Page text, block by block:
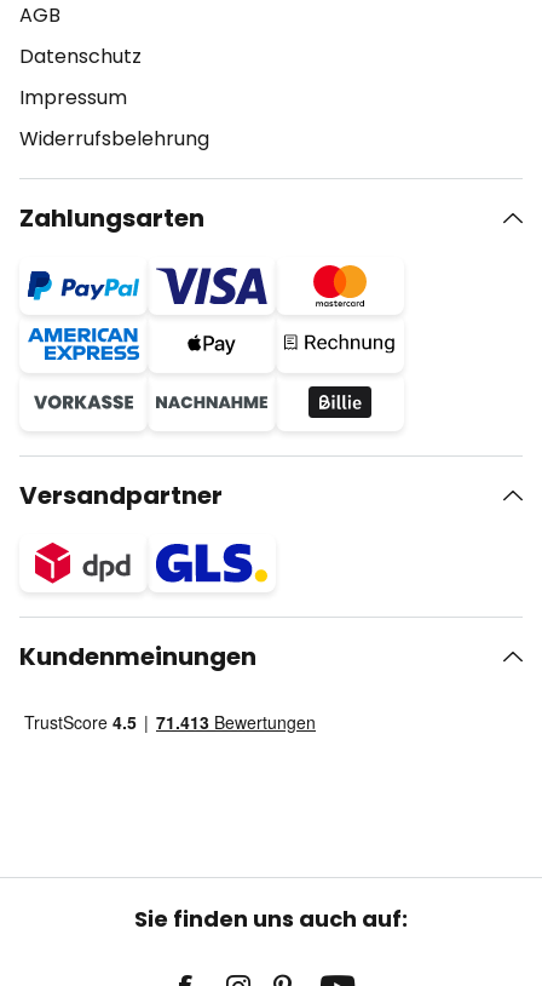
AGB
Datenschutz
Impressum
Widerrufsbelehrung
Zahlungsarten
Versandpartner
Kundenmeinungen
Sie finden uns auch auf: